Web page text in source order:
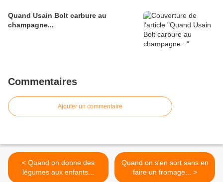
Quand Usain Bolt carbure au
champagne...
Commentaires
Ajouter un commentaire
< Quand on donne des
légumes aux enfants...
Quand on s'en sort sans en
faire un fromage... >